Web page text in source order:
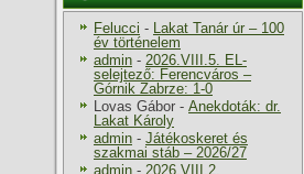
Felucci - Lakat Tanár úr – 100
év történelem
admin - 2026.VIII.5. EL-
selejtező: Ferencváros –
Górnik Zabrze: 1-0
Lovas Gábor - Anekdoták: dr.
Lakat Károly
admin - Játékoskeret és
szakmai stáb – 2026/27
admin - 2026.VIII.2.